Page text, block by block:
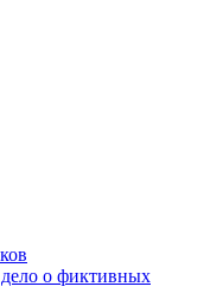
о фиктивных